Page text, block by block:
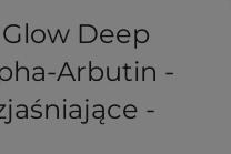
Deep
Arbutin -
-